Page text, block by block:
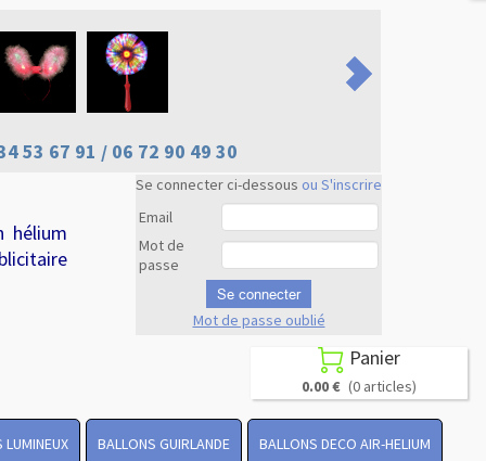
53 67 91 / 06 72 90 49 30
Se connecter ci-dessous ou S'inscrire
Email
Mot de
passe
Se connecter
Mot de passe oublié
hélium
 Panier
0.00 € (0 articles)
LUMINEUX BALLONS GUIRLANDE BALLONS DECO AIR-HELIUM